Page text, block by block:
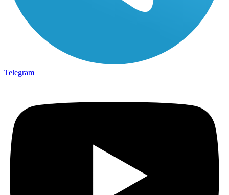
Telegram